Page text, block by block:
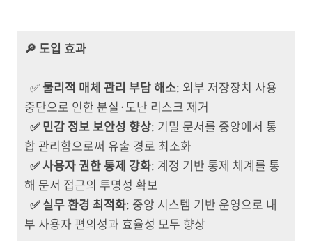
🔎 도입 효과
✅ 물리적 매체 관리 부담 해소: 외부 저장장치 사용
중단으로 인한 분실·도난 리스크 제거
✅ 민감 정보 보안성 향상: 기밀 문서를 중앙에서 통
합 관리함으로써 유출 경로 최소화
✅ 사용자 권한 통제 강화: 계정 기반 통제 체계를 통
해 문서 접근의 투명성 확보
✅ 실무 환경 최적화: 중앙 시스템 기반 운영으로 내
부 사용자 편의성과 효율성 모두 향상